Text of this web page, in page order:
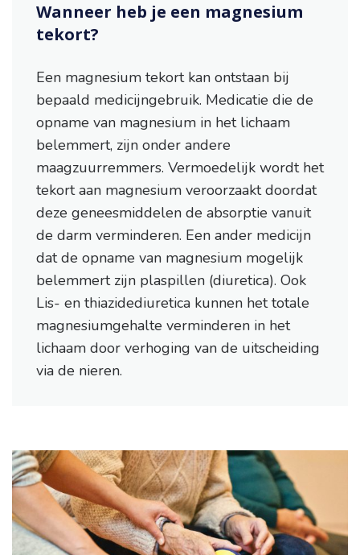
Wanneer heb je een magnesium
tekort?
Een magnesium tekort kan ontstaan bij
bepaald medicijngebruik. Medicatie die de
opname van magnesium in het lichaam
belemmert, zijn onder andere
maagzuurremmers. Vermoedelijk wordt het
tekort aan magnesium veroorzaakt doordat
deze geneesmiddelen de absorptie vanuit
de darm verminderen. Een ander medicijn
dat de opname van magnesium mogelijk
belemmert zijn plaspillen (diuretica). Ook
Lis- en thiazidediuretica kunnen het totale
magnesiumgehalte verminderen in het
lichaam door verhoging van de uitscheiding
via de nieren.